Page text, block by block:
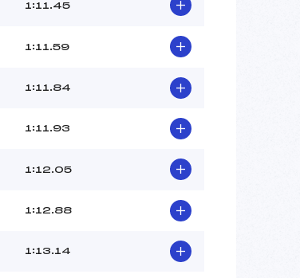
1:11.45
1:11.59
1:11.84
1:11.93
1:12.05
1:12.88
1:13.14